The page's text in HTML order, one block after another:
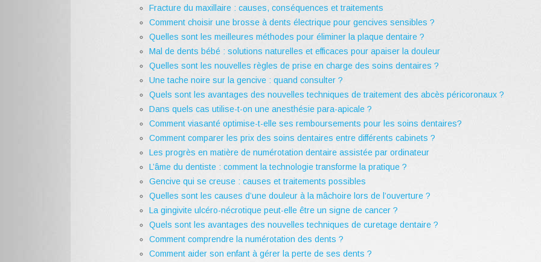
Fracture du maxillaire : causes, conséquences et traitements
Comment choisir une brosse à dents électrique pour gencives sensibles ?
Quelles sont les meilleures méthodes pour éliminer la plaque dentaire ?
Mal de dents bébé : solutions naturelles et efficaces pour apaiser la douleur
Quelles sont les nouvelles règles de prise en charge des soins dentaires ?
Une tache noire sur la gencive : quand consulter ?
Quels sont les avantages des nouvelles techniques de traitement des abcès péricoronaux ?
Dans quels cas utilise-t-on une anesthésie para-apicale ?
Comment viasanté optimise-t-elle ses remboursements pour les soins dentaires?
Comment comparer les prix des soins dentaires entre différents cabinets ?
Les progrès en matière de numérotation dentaire assistée par ordinateur
L’âme du dentiste : comment la technologie transforme la pratique ?
Gencive qui se creuse : causes et traitements possibles
Quelles sont les causes d’une douleur à la mâchoire lors de l’ouverture ?
La gingivite ulcéro-nécrotique peut-elle être un signe de cancer ?
Quels sont les avantages des nouvelles techniques de curetage dentaire ?
Comment comprendre la numérotation des dents ?
Comment aider son enfant à gérer la perte de ses dents ?